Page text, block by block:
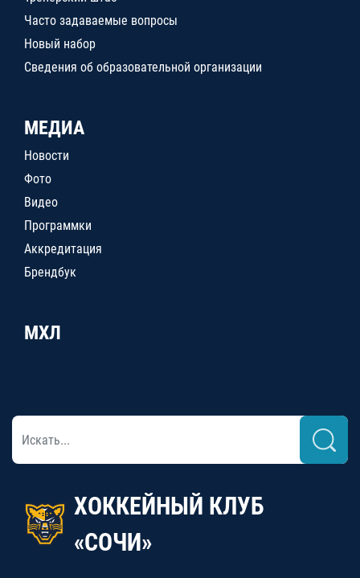
Часто задаваемые вопросы
Новый набор
Сведения об образовательной организации
МЕДИА
Новости
Фото
Видео
Программки
Аккредитация
Брендбук
МХЛ
ХОККЕЙНЫЙ КЛУБ
«СОЧИ»